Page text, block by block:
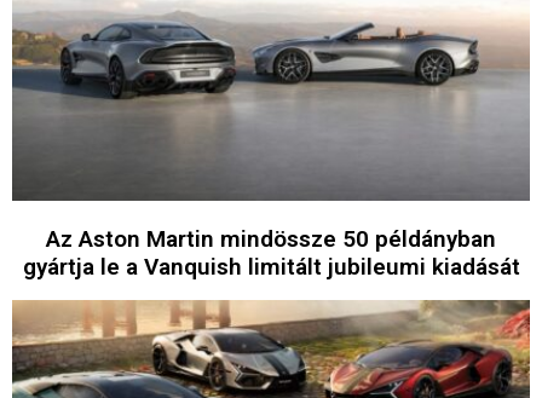
Az Aston Martin mindössze 50 példányban
gyártja le a Vanquish limitált jubileumi kiadását